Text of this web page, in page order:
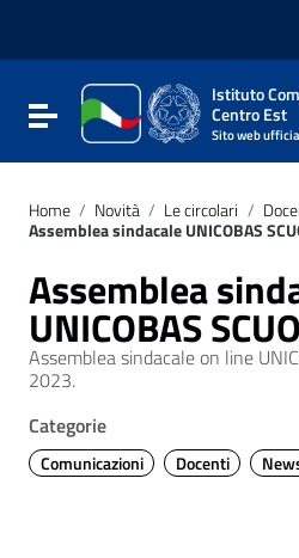
Vai al footer
Attiva / disattiva la navigazione
Istituto
Centro Est
Sito web
Home / Novità / Le circolari /
Assemblea sindacale UNICOBAS
Assemblea
UNICOBAS
Assemblea sindacale on line
2023.
Categorie
Comunicazioni Docenti